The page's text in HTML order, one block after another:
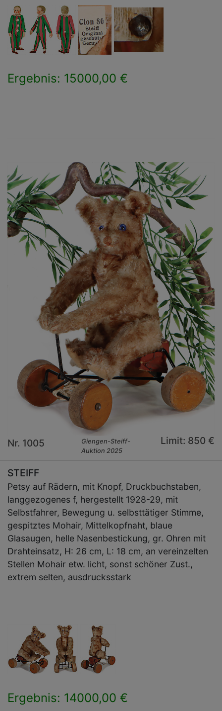
Ergebnis: 15000,00 €
Nr. 1005
Giengen-Steiff-
Auktion 2025
Limit: 850 €
STEIFF
Petsy auf Rädern, mit Knopf, Druckbuchstaben,
langgezogenes f, hergestellt 1928-29, mit
Selbstfahrer, Bewegung u. selbsttätiger Stimme,
gespitztes Mohair, Mittelkopfnaht, blaue
Glasaugen, helle Nasenbestickung, gr. Ohren mit
Drahteinsatz, H: 26 cm, L: 18 cm, an vereinzelten
Stellen Mohair etw. licht, sonst schöner Zust.,
extrem selten, ausdrucksstark
Ergebnis: 14000,00 €